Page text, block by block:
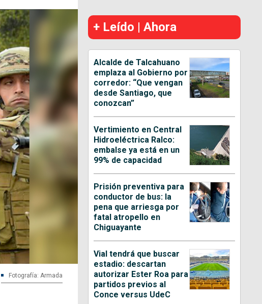
Fotografía: Armada
+ Leído | Ahora
Alcalde de Talcahuano
emplaza al Gobierno por
corredor: “Que vengan
desde Santiago, que
conozcan”
Vertimiento en Central
Hidroeléctrica Ralco:
embalse ya está en un
99% de capacidad
Prisión preventiva para
conductor de bus: la
pena que arriesga por
fatal atropello en
Chiguayante
Vial tendrá que buscar
estadio: descartan
autorizar Ester Roa para
partidos previos al
Conce versus UdeC